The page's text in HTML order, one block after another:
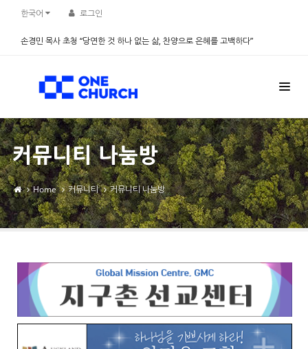
한국어 로그인
손경민 목사 초청 “당연한 것 하나 없는 삶, 찬양으로 은혜를 고백하다”
커뮤니티 나눔방
Home 커뮤니티 커뮤니티 나눔방
Sketchbook5, 스케치북5